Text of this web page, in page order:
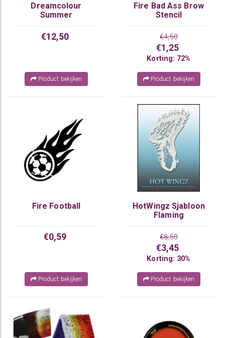
Dreamcolour
Summer
€12,50
Product bekijken
Fire Bad Ass Brow
Stencil
€4,50
€1,25
Korting: 72%
Product bekijken
Fire Football
€0,59
Product bekijken
HotWingz Sjabloon
Flaming
€8,50
€3,45
Korting: 30%
Product bekijken